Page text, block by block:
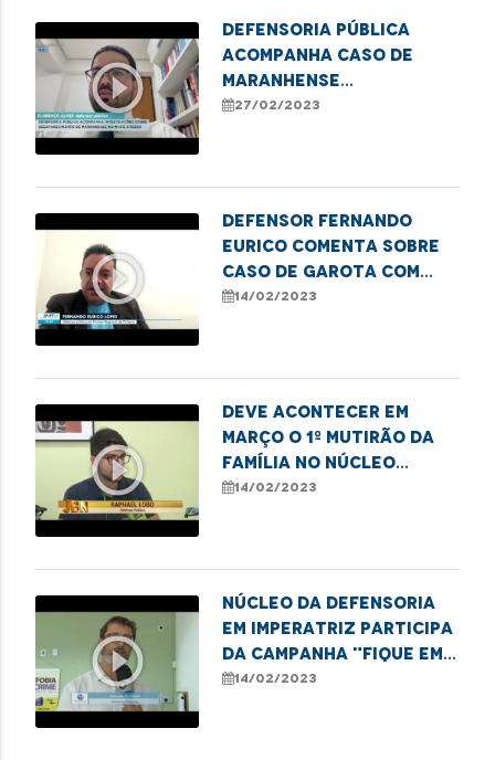
play_circle_outline
Defensoria pública
acompanha caso de
maranhense
desaparecido em Campo
27/02/2023
play_circle_outline
Defensor Fernando
Eurico comenta sobre
caso de garota com
quadro grave de
14/02/2023
play_circle_outline
Deve acontecer em
Março o 1º mutirão da
família no Núcleo
Regional da DPE em
14/02/2023
play_circle_outline
Núcleo da Defensoria
em Imperatriz participa
da campanha "Fique em
dia com a Caema"
14/02/2023